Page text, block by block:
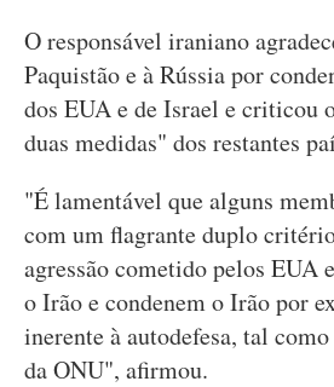
O responsável iraniano
Paquistão e à Rússia por
dos EUA e de Israel e criticou
duas medidas" dos restantes
"É lamentável que alguns
com um flagrante duplo
agressão cometido pelos EUA
o Irão e condenem o Irão por
inerente à autodefesa, tal
da ONU", afirmou.